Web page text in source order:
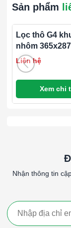
*Filter Class:
*Frame Material:
*Gasket Material:
*Gasket Position:
*Antimicrobial
*Rated Initial
*Recommended
*Max Operating
Sản phẩm
Lọc thô G4
nhôm
Liên hệ
Xem chi
Nhận thông tin